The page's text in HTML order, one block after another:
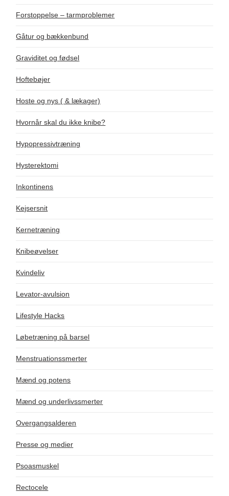
Forstoppelse – tarmproblemer
Gåtur og bækkenbund
Graviditet og fødsel
Hoftebøjer
Hoste og nys ( & lækager)
Hvornår skal du ikke knibe?
Hypopressivtræning
Hysterektomi
Inkontinens
Kejsersnit
Kernetræning
Knibeøvelser
Kvindeliv
Levator-avulsion
Lifestyle Hacks
Løbetræning på barsel
Menstruationssmerter
Mænd og potens
Mænd og underlivssmerter
Overgangsalderen
Presse og medier
Psoasmuskel
Rectocele